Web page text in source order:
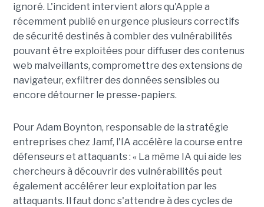
ignoré. L'incident intervient alors qu'Apple a
récemment publié en urgence plusieurs correctifs
de sécurité destinés à combler des vulnérabilités
pouvant être exploitées pour diffuser des contenus
web malveillants, compromettre des extensions de
navigateur, exfiltrer des données sensibles ou
encore détourner le presse-papiers.
PourAdam Boynton, responsable de la stratégie
entreprises chezJamf, l'IA accélère la course entre
défenseurs et attaquants : « La même IA qui aide les
chercheurs à découvrir des vulnérabilités peut
également accélérer leur exploitation par les
attaquants. Il faut donc s'attendre à des cycles de